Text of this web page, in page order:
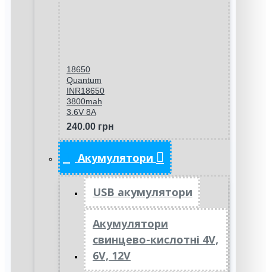
18650
Quantum
INR18650
3800mah
3.6V 8A
240.00 грн
Акумулятори
USB акумулятори
Акумулятори
свинцево-кислотні 4V,
6V, 12V